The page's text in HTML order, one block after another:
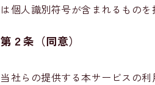
は個人識別符号が含まれるものを
第２条（同意）
当社らの提供する本サービスの